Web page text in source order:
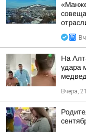
На
удара
Вчера,